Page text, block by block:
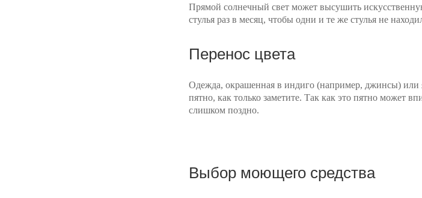
Прямой солнечный свет может высушить
стулья раз в месяц, чтобы одни и те же стулья не
Перенос цвета
Одежда, окрашенная в индиго (например, джинсы) или
пятно, как только заметите. Так как это пятно может
слишком поздно.
Выбор моющего средства